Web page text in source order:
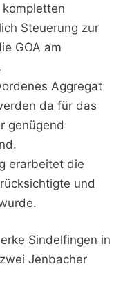
Steuerung zur
GOA am
Aggregat
da für das
genügend
erarbeitet die
und
Sindelfingen in
Jenbacher